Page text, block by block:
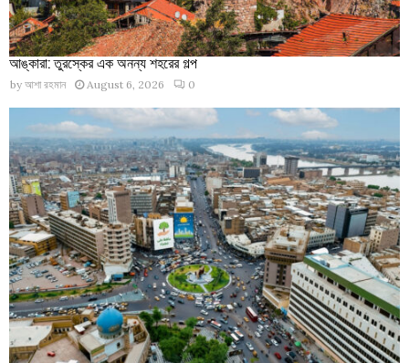
আঙ্কারা: তুরস্কের এক অনন্য শহরের গল্প
by আশা রহমান August 6, 2026 0